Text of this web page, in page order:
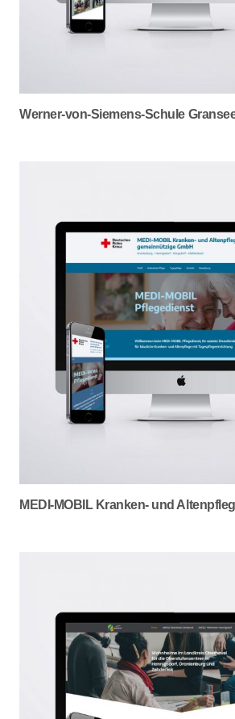
Werner-von-Siemens-Schule
MEDI-MOBIL Kranken- und